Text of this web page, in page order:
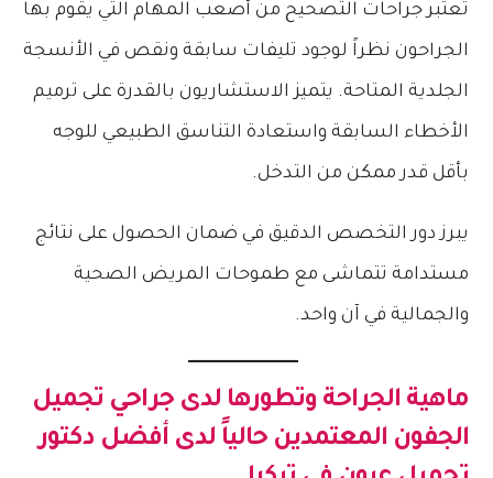
تعتبر جراحات التصحيح من أصعب المهام التي يقوم بها
الجراحون نظراً لوجود تليفات سابقة ونقص في الأنسجة
الجلدية المتاحة. يتميز الاستشاريون بالقدرة على ترميم
الأخطاء السابقة واستعادة التناسق الطبيعي للوجه
بأقل قدر ممكن من التدخل.
يبرز دور التخصص الدقيق في ضمان الحصول على نتائج
مستدامة تتماشى مع طموحات المريض الصحية
والجمالية في آن واحد.
ماهية الجراحة وتطورها لدى جراحي تجميل
الجفون المعتمدين حالياً لدى أفضل دكتور